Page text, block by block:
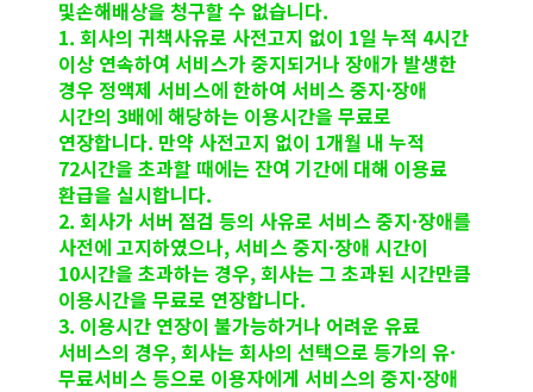
및손해배상을 청구할 수 없습니다.
1. 회사의 귀책사유로 사전고지 없이 1일 누적 4시간
이상 연속하여 서비스가 중지되거나 장애가 발생한
경우 정액제 서비스에 한하여 서비스 중지·장애
시간의 3배에 해당하는 이용시간을 무료로
연장합니다. 만약 사전고지 없이 1개월 내 누적
72시간을 초과할 때에는 잔여 기간에 대해 이용료
환급을 실시합니다.
2. 회사가 서버 점검 등의 사유로 서비스 중지·장애를
사전에 고지하였으나, 서비스 중지·장애 시간이
10시간을 초과하는 경우, 회사는 그 초과된 시간만큼
이용시간을 무료로 연장합니다.
3. 이용시간 연장이 불가능하거나 어려운 유료
서비스의 경우, 회사는 회사의 선택으로 등가의 유·
무료서비스 등으로 이용자에게 서비스의 중지·장애